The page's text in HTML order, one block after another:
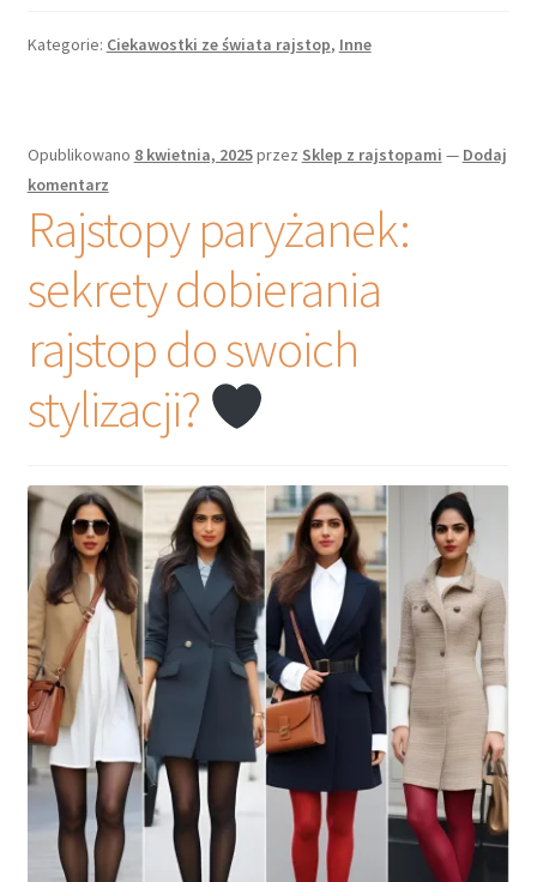
Kategorie: Ciekawostki ze świata rajstop, Inne
Opublikowano 8 kwietnia, 2025przez Sklep z rajstopami — Dodaj
komentarz
Rajstopy paryżanek:
sekrety dobierania
rajstop do swoich
stylizacji?